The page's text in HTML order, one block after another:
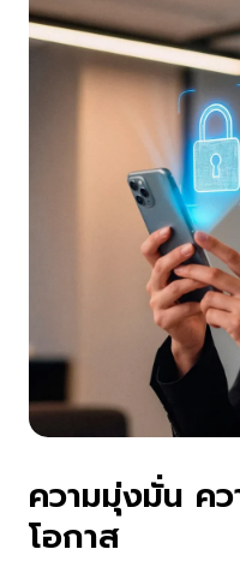
ความมุ่งมั่น คว
โอกาส